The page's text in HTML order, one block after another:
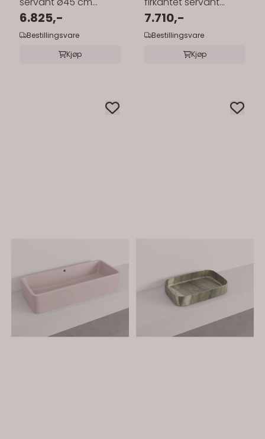
toppmontert
6.825,-
Bestillingsvare
Kjøp
44x43 cm vegg/topp
7.710,-
Bestillingsvare
Kjøp